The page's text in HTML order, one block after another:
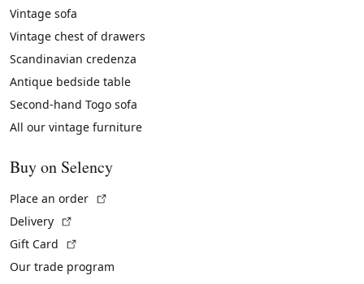
Vintage sofa
Vintage chest of drawers
Scandinavian credenza
Antique bedside table
Second-hand Togo sofa
All our vintage furniture
Buy on Selency
Place an order
Delivery
Gift Card
Our trade program